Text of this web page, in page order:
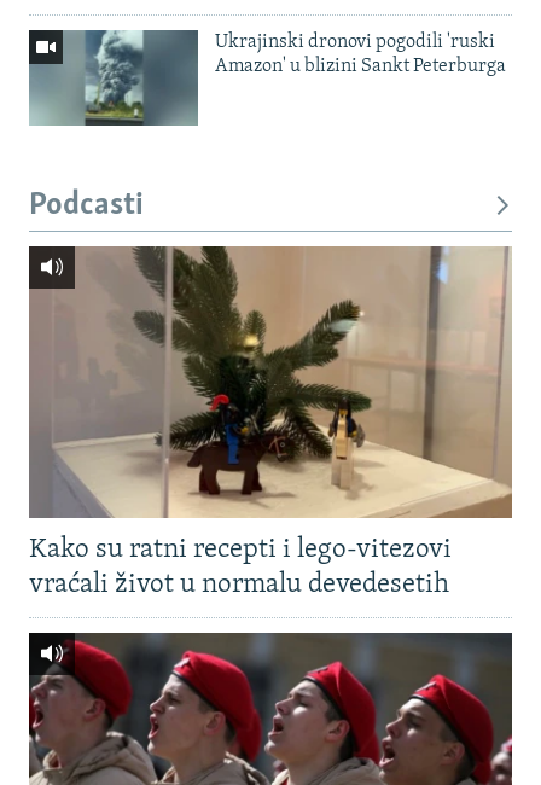
Ukrajinski dronovi pogodili 'ruski
Amazon' u blizini Sankt Peterburga
Podcasti
Kako su ratni recepti i lego-vitezovi
vraćali život u normalu devedesetih